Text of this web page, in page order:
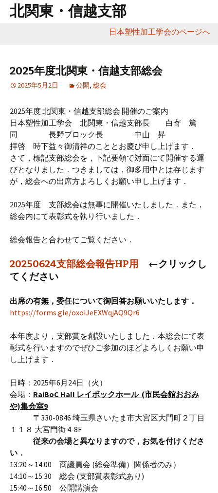
北関東・信越支部
日本塑性加工学会のページへ
2025年度北関東・信越支部総会
2025年5月2日 公開, 総会
2025年度 北関東・信越支部総会 開催のご案内
日本塑性加工学会 北関東・信越支部長 白寄 篤
同 長野ブロック長 中山 昇
拝啓 時下益々御清祥のこととお慶び申し上げます．
さて，標記支部総会を，下記要領で対面にて開催する運
びとなりました．つきましては，御多用中とは存じます
が，総会への出席方よろしくお願い申し上げます．
2025年度 支部総会は無事に開催いたしました．また，
総会内にて表彰式を執り行いました．
総会報告と合わせてご覧ください．
20250624支部総会報告HP用
←クリックし
てください
出席の有無，委任について御回答お願いいたします．
https://forms.gle/oxoiJeEXWqjAQ9Qr6
本年度より，支部賞を創設いたしました．本総会にて表
彰式を行いますのでぜひご参加のほどよろしくお願い申
し上げます．
日時：2025年6月24日（火）
会場： RaiBoC HaII レイボックホール (市民会館おおみ
や)集会室9
〒330-0846 埼玉県さいたま市大宮区大門町２丁目
１１８ 大宮門街 4-8F
従来の会場と異なりますので，お気を付けくださ
い．
13:20～14:00 商議員会 (総会準備）関係者のみ）
14:10～15:30 総会 (支部賞表彰式あり)
15:40～16:50 公開講演会